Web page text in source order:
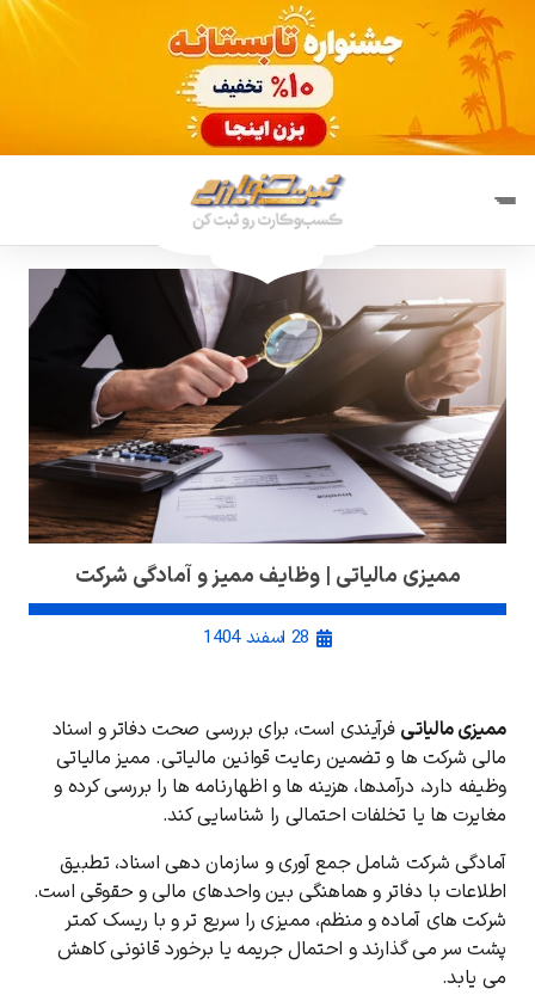
ممیزی مالیاتی | وظایف ممیز و آمادگی شرکت
28 اسفند 1404
ممیزی مالیاتی فرآیندی است، برای بررسی صحت دفاتر و اسناد
مالی شرکت ‌ها و تضمین رعایت قوانین مالیاتی. ممیز مالیاتی
وظیفه دارد، درآمدها، هزینه ‌ها و اظهارنامه‌ ها را بررسی کرده و
مغایرت ‌ها یا تخلفات احتمالی را شناسایی کند.
آمادگی شرکت شامل جمع ‌آوری و سازمان ‌دهی اسناد، تطبیق
اطلاعات با دفاتر و هماهنگی بین واحدهای مالی و حقوقی است.
شرکت‌ های آماده و منظم، ممیزی را سریع ‌تر و با ریسک کمتر
پشت سر می ‌گذارند و احتمال جریمه یا برخورد قانونی کاهش
می ‌یابد.